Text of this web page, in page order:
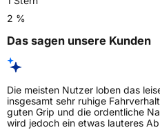
2 %
Das sagen unsere Kunden
Die meisten Nutzer loben das
insgesamt sehr ruhige
guten Grip und die ordentliche
wird jedoch ein etwas lauteres